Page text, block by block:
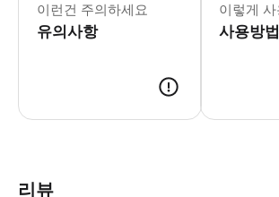
이런건 주의하세요
유의사항
이렇게
사용방법
리뷰